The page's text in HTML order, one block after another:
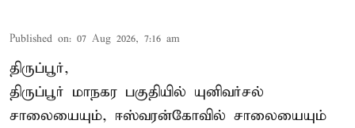
Published on: 07 Aug 2026, 7:16 am
திருப்பூர்,
திருப்பூர் மாநகர பகுதியில் யுனிவர்சல்
சாலையையும், ஈஸ்வரன்கோவில் சாலையையும்